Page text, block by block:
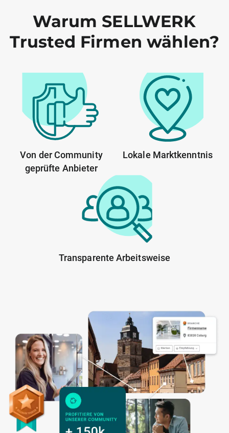
Warum SELLWERK
Trusted Firmen wählen?
Von der Community
geprüfte Anbieter
Lokale Marktkenntnis
Transparente Arbeitsweise